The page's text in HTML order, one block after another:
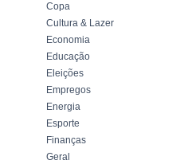
Copa
Cultura & Lazer
Economia
Educação
Eleições
Empregos
Energia
Esporte
Finanças
Geral